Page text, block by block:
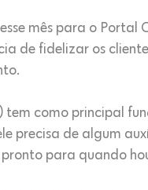
mês para o
de fidelizar os
como principal
precisa de algum
para quando